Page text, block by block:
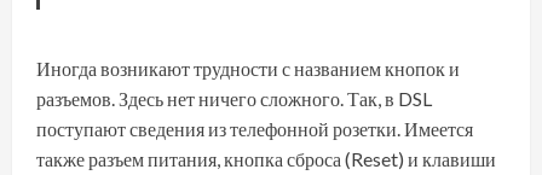
Иногда возникают трудности с названием кнопок и
разъемов. Здесь нет ничего сложного. Так, в DSL
поступают сведения из телефонной розетки. Имеется
также разъем питания, кнопка сброса (Reset) и клавиши